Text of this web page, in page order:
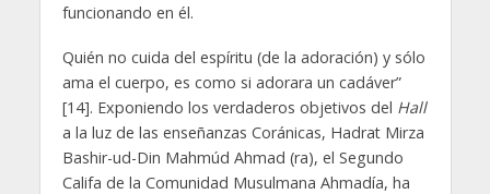
funcionando en él.
Quién no cuida del espíritu (de la adoración) y sólo
ama el cuerpo, es como si adorara un cadáver”
[14]. Exponiendo los verdaderos objetivos del Hall
a la luz de las enseñanzas Coránicas, Hadrat Mirza
Bashir-ud-Din Mahmúd Ahmad (ra), el Segundo
Califa de la Comunidad Musulmana Ahmadía, ha